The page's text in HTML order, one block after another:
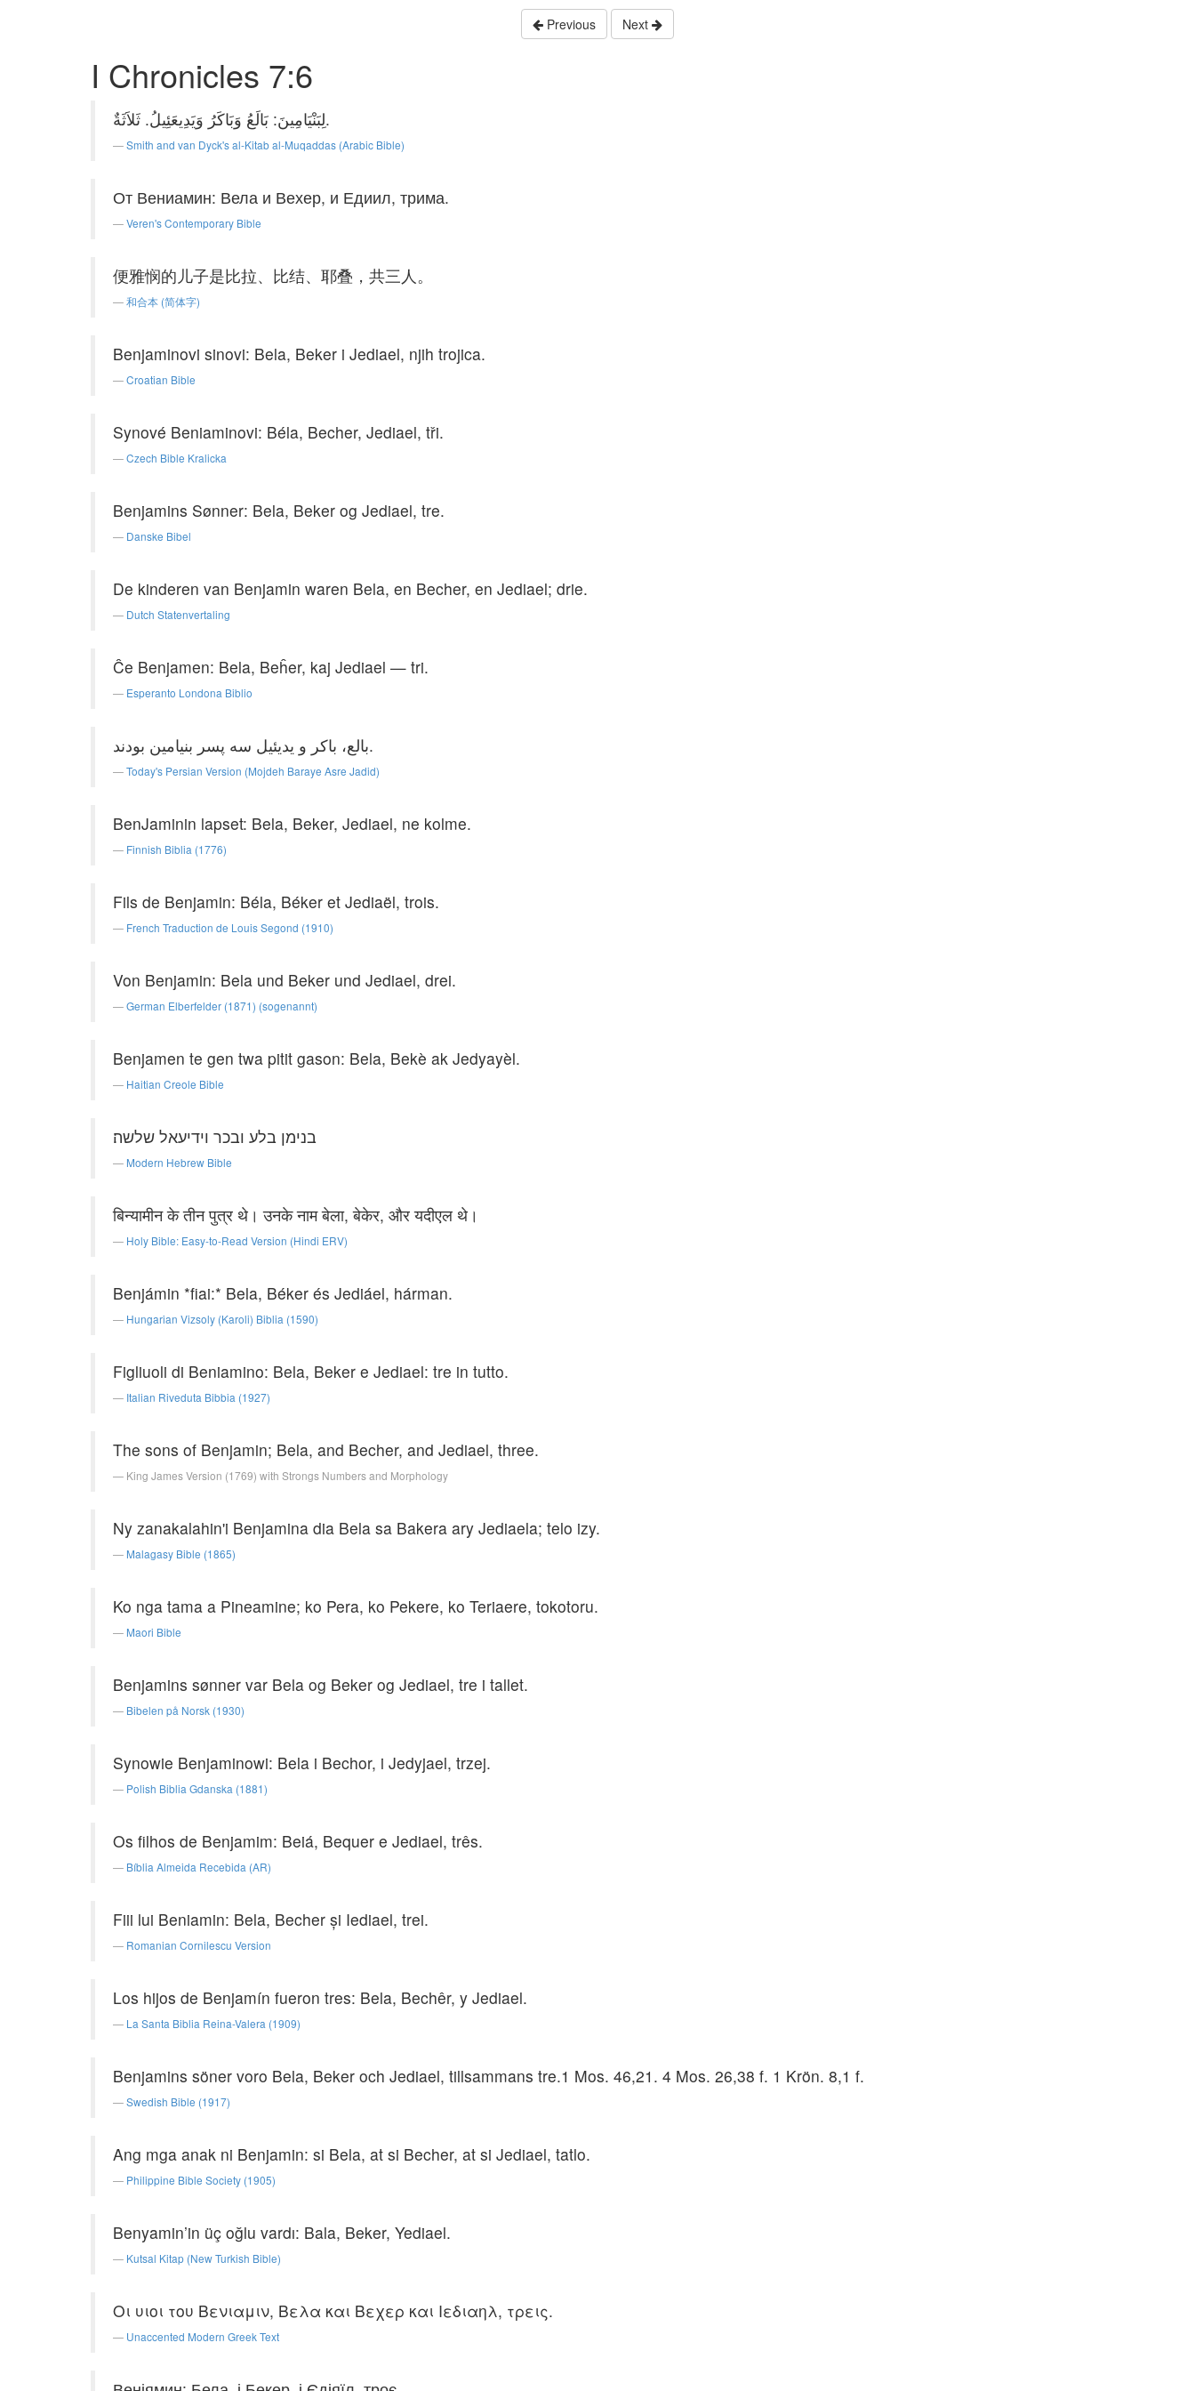
Previous Next
I Chronicles 7:6
لِبَنْيَامِينَ: بَالَعُ وَبَاكَرُ وَيَدِيعَئِيلُ. ثَلاَثَةٌ.
Smith and van Dyck's al-Kitab al-Muqaddas (Arabic Bible)
От Вениамин: Вела и Вехер, и Едиил, трима.
Veren's Contemporary Bible
便雅悯的儿子是比拉、比结、耶叠，共三人。
和合本 (简体字)
Benjaminovi sinovi: Bela, Beker i Jediael, njih trojica.
Croatian Bible
Synové Beniaminovi: Béla, Becher, Jediael, tři.
Czech Bible Kralicka
Benjamins Sønner: Bela, Beker og Jediael, tre.
Danske Bibel
De kinderen van Benjamin waren Bela, en Becher, en Jediael; drie.
Dutch Statenvertaling
Ĉe Benjamen: Bela, Beĥer, kaj Jediael — tri.
Esperanto Londona Biblio
بالع، باکر و یدیئیل سه پسر بنیامین بودند.
Today's Persian Version (Mojdeh Baraye Asre Jadid)
BenJaminin lapset: Bela, Beker, Jediael, ne kolme.
Finnish Biblia (1776)
Fils de Benjamin: Béla, Béker et Jediaël, trois.
French Traduction de Louis Segond (1910)
Von Benjamin: Bela und Beker und Jediael, drei.
German Elberfelder (1871) (sogenannt)
Benjamen te gen twa pitit gason: Bela, Bekè ak Jedyayèl.
Haitian Creole Bible
בנימן בלע ובכר וידיעאל שלשה׃
Modern Hebrew Bible
बिन्यामीन के तीन पुत्र थे। उनके नाम बेला, बेकेर, और यदीएल थे।
Holy Bible: Easy-to-Read Version (Hindi ERV)
Benjámin *fiai:* Bela, Béker és Jediáel, hárman.
Hungarian Vizsoly (Karoli) Biblia (1590)
Figliuoli di Beniamino: Bela, Beker e Jediael: tre in tutto.
Italian Riveduta Bibbia (1927)
The sons of Benjamin; Bela, and Becher, and Jediael, three.
King James Version (1769) with Strongs Numbers and Morphology
Ny zanakalahin'i Benjamina dia Bela sa Bakera ary Jediaela; telo izy.
Malagasy Bible (1865)
Ko nga tama a Pineamine; ko Pera, ko Pekere, ko Teriaere, tokotoru.
Maori Bible
Benjamins sønner var Bela og Beker og Jediael, tre i tallet.
Bibelen på Norsk (1930)
Synowie Benjaminowi: Bela i Bechor, i Jedyjael, trzej.
Polish Biblia Gdanska (1881)
Os filhos de Benjamim: Beiá, Bequer e Jediael, três.
Bíblia Almeida Recebida (AR)
Fiii lui Beniamin: Bela, Becher şi Iediael, trei.
Romanian Cornilescu Version
Los hijos de Benjamín fueron tres: Bela, Bechêr, y Jediael.
La Santa Biblia Reina-Valera (1909)
Benjamins söner voro Bela, Beker och Jediael, tillsammans tre.1 Mos. 46,21. 4 Mos. 26,38 f. 1 Krön. 8,1 f.
Swedish Bible (1917)
Ang mga anak ni Benjamin: si Bela, at si Becher, at si Jediael, tatlo.
Philippine Bible Society (1905)
Benyamin’in üç oğlu vardı: Bala, Beker, Yediael.
Kutsal Kitap (New Turkish Bible)
Οι υιοι του Βενιαμιν, Βελα και Βεχερ και Ιεδιαηλ, τρεις.
Unaccented Modern Greek Text